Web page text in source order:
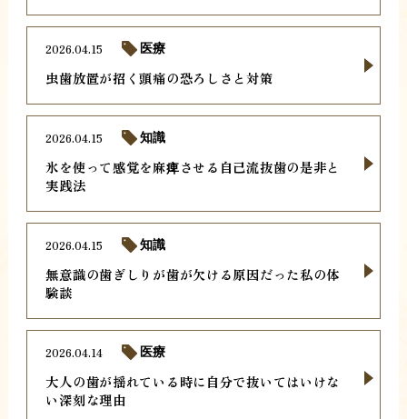
虫歯放置が招く頭痛の恐ろしさと対策
2026.04.15 医療
氷を使って感覚を麻痺させる自己流抜歯の是非と
実践法
2026.04.15 知識
無意識の歯ぎしりが歯が欠ける原因だった私の体
験談
2026.04.15 知識
大人の歯が揺れている時に自分で抜いてはいけな
い深刻な理由
2026.04.14 医療